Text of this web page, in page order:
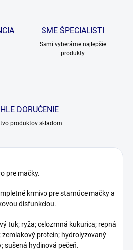
SME ŠPECIALISTI
Sami vyberáme najlepšie
produkty
DORUČENIE
produktov skladom
pre mačky.
krmivo pre starnúce mačky a
disfunkciou.
tuk; ryža; celozrnná kukurica; repná
zemiakový proteín; hydrolyzovaný
sušená hydinová pečeň.